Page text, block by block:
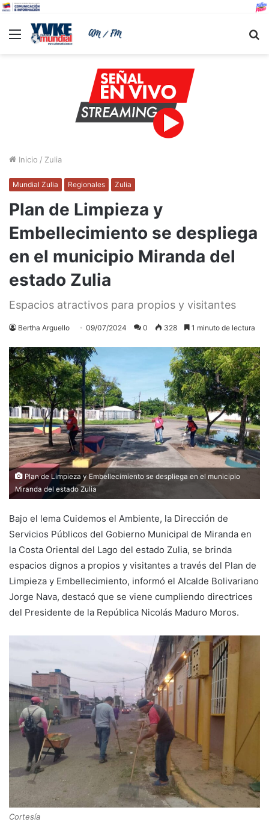
Menu
Inicio / Zulia
Mundial Zulia Regionales Zulia
Plan de Limpieza y
Embellecimiento se despliega
en el municipio Miranda del
estado Zulia
Espacios atractivos para propios y visitantes
Bertha Arguello 09/07/2024 0 328 1 minuto de lectura
Plan de Limpieza y Embellecimiento se despliega en el municipio
Miranda del estado Zulia
Bajo el lema Cuidemos el Ambiente, la Dirección de
Servicios Públicos del Gobierno Municipal de Miranda en
la Costa Oriental del Lago del estado Zulia, se brinda
espacios dignos a propios y visitantes a través del Plan de
Limpieza y Embellecimiento, informó el Alcalde Bolivariano
Jorge Nava, destacó que se viene cumpliendo directrices
del Presidente de la República Nicolás Maduro Moros.
Cortesía